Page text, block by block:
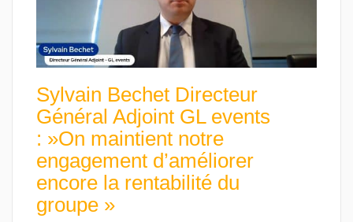
Sylvain Bechet Directeur
Général Adjoint GL events
: »On maintient notre
engagement d’améliorer
encore la rentabilité du
groupe »